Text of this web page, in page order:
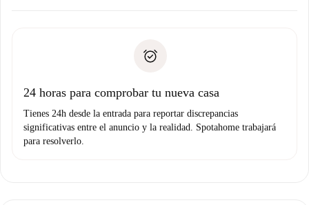
Prueba de solvencia
no nos comunicas ningún problema.
24 horas para comprobar tu nueva casa
Tienes 24h desde la entrada para reportar discrepancias
significativas entre el anuncio y la realidad. Spotahome trabajará
para resolverlo.